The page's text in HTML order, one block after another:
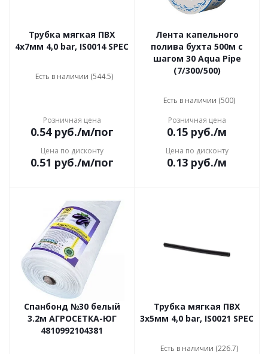
Трубка мягкая ПВХ
4х7мм 4,0 bar, IS0014 SPEC
Есть в наличии (544.5)
Розничная цена
0.54руб./м/пог
Цена по дисконту
0.51 руб./м/пог
Лента капельного
полива бухта 500м с
шагом 30 Aqua Pipe
(7/300/500)
Есть в наличии (500)
Розничная цена
0.15 руб./м
Цена по дисконту
0.13 руб./м
Спанбонд №30 белый
3.2м АГРОСЕТКА-ЮГ
4810992104381
Трубка мягкая ПВХ
3х5мм 4,0 bar, IS0021 SPEC
Есть в наличии (226.7)